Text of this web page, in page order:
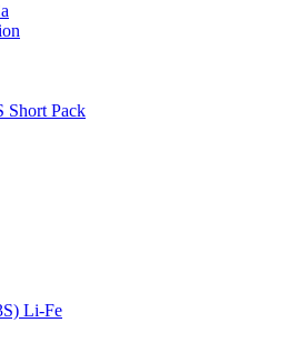
Short Pack
Li-Fe